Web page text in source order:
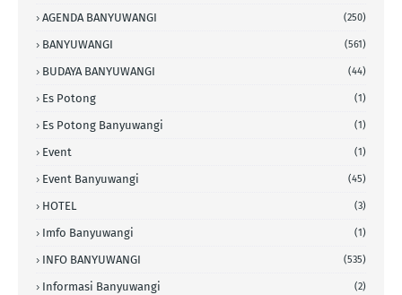
AGENDA BANYUWANGI (250)
BANYUWANGI (561)
BUDAYA BANYUWANGI (44)
Es Potong (1)
Es Potong Banyuwangi (1)
Event (1)
Event Banyuwangi (45)
HOTEL (3)
Imfo Banyuwangi (1)
INFO BANYUWANGI (535)
Informasi Banyuwangi (2)